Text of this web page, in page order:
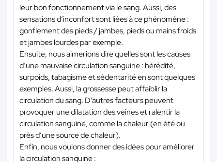
leur bon fonctionnement via le sang. Aussi, des
sensations d’inconfort sont liées à ce phénomène :
gonflement des pieds / jambes, pieds ou mains froids
et jambes lourdes par exemple.
Ensuite, nous aimerions dire quelles sont les causes
d’une mauvaise circulation sanguine : hérédité,
surpoids, tabagisme et sédentarité en sont quelques
exemples. Aussi, la grossesse peut affaiblir la
circulation du sang. D’autres facteurs peuvent
provoquer une dilatation des veines et ralentir la
circulation sanguine, comme la chaleur (en été ou
près d’une source de chaleur).
Enfin, nous voulons donner des idées pour améliorer
la circulation sanguine :